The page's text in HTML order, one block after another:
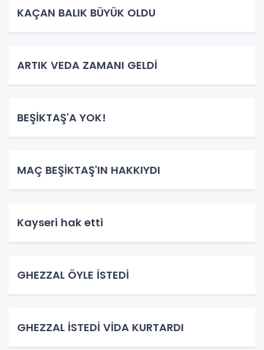
KAÇAN BALIK BÜYÜK OLDU
ARTIK VEDA ZAMANI GELDİ
BEŞİKTAŞ'A YOK!
MAÇ BEŞİKTAŞ'IN HAKKIYDI
Kayseri hak etti
GHEZZAL ÖYLE İSTEDİ
GHEZZAL İSTEDİ VİDA KURTARDI